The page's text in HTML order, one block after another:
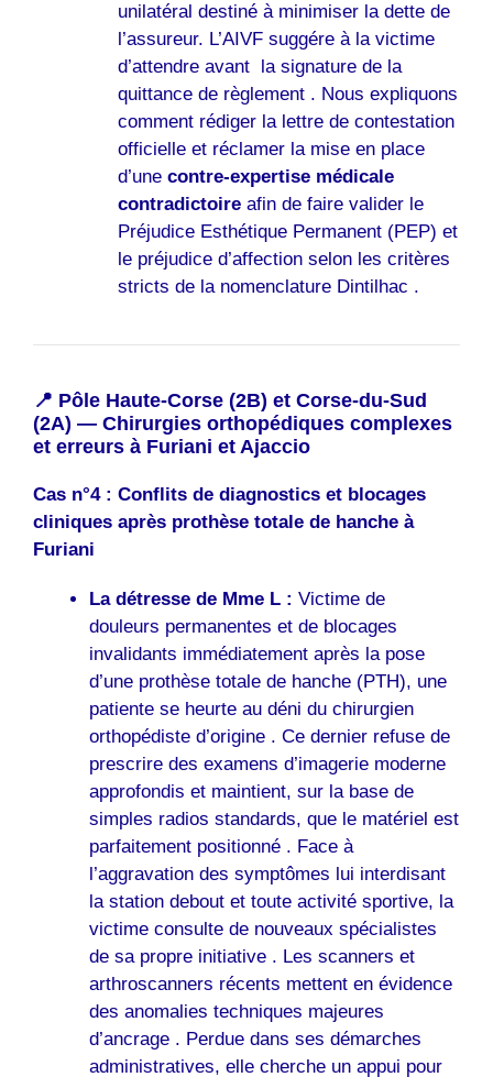
unilatéral destiné à minimiser la dette de
l’assureur. L’AIVF suggére à la victime
d’attendre avant la signature de la
quittance de règlement . Nous expliquons
comment rédiger la lettre de contestation
officielle et réclamer la mise en place
d’une contre-expertise médicale
contradictoireafin de faire valider le
Préjudice Esthétique Permanent (PEP) et
le préjudice d’affection selon les critères
stricts de la nomenclature Dintilhac .
📍 Pôle Haute-Corse (2B) et Corse-du-Sud
(2A) — Chirurgies orthopédiques complexes
et erreurs à Furiani et Ajaccio
Cas n°4 : Conflits de diagnostics et blocages
cliniques après prothèse totale de hanche à
Furiani
La détresse de Mme L : Victime de
douleurs permanentes et de blocages
invalidants immédiatement après la pose
d’une prothèse totale de hanche (PTH), une
patiente se heurte au déni du chirurgien
orthopédiste d’origine . Ce dernier refuse de
prescrire des examens d’imagerie moderne
approfondis et maintient, sur la base de
simples radios standards, que le matériel est
parfaitement positionné . Face à
l’aggravation des symptômes lui interdisant
la station debout et toute activité sportive, la
victime consulte de nouveaux spécialistes
de sa propre initiative . Les scanners et
arthroscanners récents mettent en évidence
des anomalies techniques majeures
d’ancrage . Perdue dans ses démarches
administratives, elle cherche un appui pour